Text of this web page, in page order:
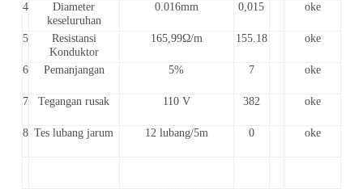
4
Diameter
keseluruhan
0.016mm 0,015 oke
5
Resistansi
Konduktor
165,99Ω/m 155.18 oke
6 Pemanjangan 5% 7 oke
7 Tegangan rusak 110 V 382 oke
8 Tes lubang jarum 12 lubang/5m 0 oke